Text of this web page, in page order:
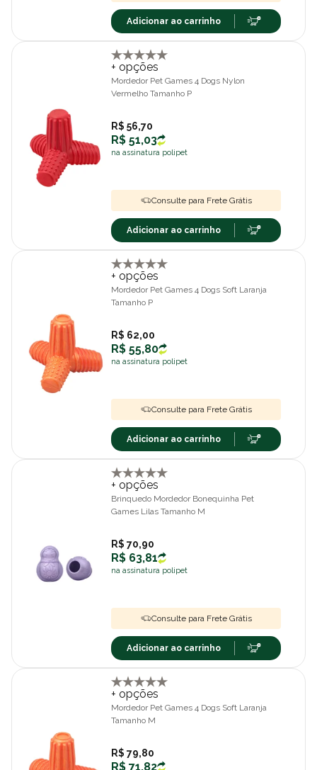
Adicionar ao carrinho
+ opções
Mordedor Pet Games 4 Dogs Nylon
Vermelho Tamanho P
R$ 56,70
R$ 51,03
na assinatura polipet
Consulte para Frete Grátis
Adicionar ao carrinho
+ opções
Mordedor Pet Games 4 Dogs Soft Laranja
Tamanho P
R$ 62,00
R$ 55,80
na assinatura polipet
Consulte para Frete Grátis
Adicionar ao carrinho
+ opções
Brinquedo Mordedor Bonequinha Pet
Games Lilas Tamanho M
R$ 70,90
R$ 63,81
na assinatura polipet
Consulte para Frete Grátis
Adicionar ao carrinho
+ opções
Mordedor Pet Games 4 Dogs Soft Laranja
Tamanho M
R$ 79,80
R$ 71,82